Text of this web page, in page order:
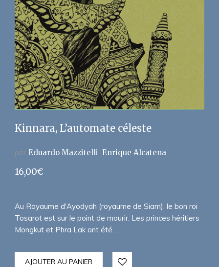
Kinnara, L’automate céleste
par Eduardo Mazzitelli Enrique Alcatena
16,00€
Au Royaume d'Ayodyah (royaume de Siam), le bon roi
Tosarot est sur le point de mourir. Les princes héritiers
Mongkut et Phra Lak ont été…
AJOUTER AU PANIER